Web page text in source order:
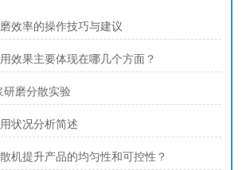
效率的操作技巧与建议
效果主要体现在哪几个方面？
研磨分散实验
状况分析简述
机提升产品的均匀性和可控性？